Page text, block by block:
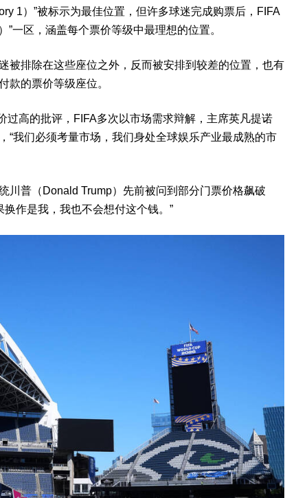
1）”被标示为最佳位置，但许多球迷完成购票后，FIFA
”一区，涵盖每个票价等级中最理想的位置。
被排除在这些座位之外，反而被安排到较差的位置，也有
款的票价等级座位。
过高的批评，FIFA多次以市场需求辩解，主席英凡提诺
“我们必须考量市场，我们身处全球娱乐产业最成熟的市
川普（Donald Trump）先前被问到部分门票价格飙破
作是我，我也不会想付这个钱。”